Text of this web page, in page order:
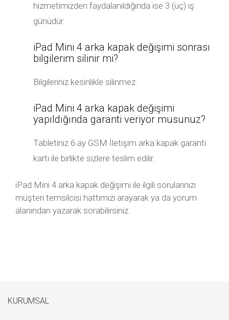
hizmetimizden faydalanıldığında ise 3 (üç) iş
günüdür.
iPad Mini 4 arka kapak değişimi sonrası
bilgilerim silinir mi?
Bilgileriniz kesinlikle silinmez.
iPad Mini 4 arka kapak değişimi
yapıldığında garanti veriyor musunuz?
Tabletiniz 6 ay GSM İletişim arka kapak garanti
kartı ile birlikte sizlere teslim edilir.
iPad Mini 4 arka kapak değişimi ile ilgili sorularınızı
müşteri temsilcisi hattımızı arayarak ya da yorum
alanından yazarak sorabilirsiniz.
KURUMSAL